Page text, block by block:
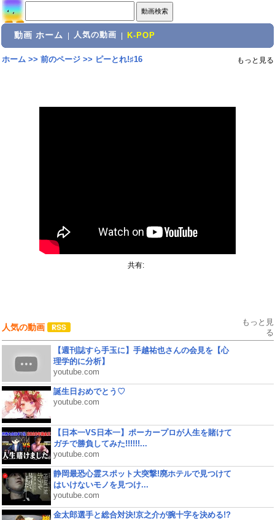
動画 ホーム 人気の動画 K-POP
ホーム>> 前のページ>> ピーとれ!♯16 もっと見る
共有:
人気の動画
もっと見
る
【週刊誌すら手玉に】手越祐也さんの会見を【心
理学的に分析】
youtube.com
誕生日おめでとう♡
youtube.com
【日本一VS日本一】ポーカープロが人生を賭けて
ガチで勝負してみた!!!!!!...
youtube.com
静岡最恐心霊スポット大突撃!廃ホテルで見つけて
はいけないモノを見つけ...
youtube.com
金太郎選手と総合対決!京之介が腕十字を決める!?